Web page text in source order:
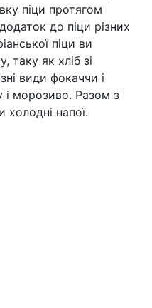
піци протягом
до піци різних
піци ви
таку як хліб зі
види фокаччи і
і морозиво. Разом з
напої.